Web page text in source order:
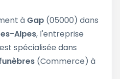
à Gap (05000) dans
Alpes, l'entreprise
est spécialisée dans
(Commerce) à